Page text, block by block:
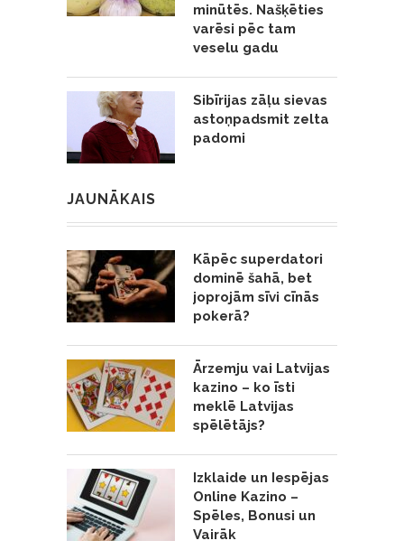
minūtēs. Našķēties
varēsi pēc tam
veselu gadu
Sibīrijas zāļu sievas
astoņpadsmit zelta
padomi
JAUNĀKAIS
Kāpēc superdatori
dominē šahā, bet
joprojām sīvi cīnās
pokerā?
Ārzemju vai Latvijas
kazino – ko īsti
meklē Latvijas
spēlētājs?
Izklaide un Iespējas
Online Kazino –
Spēles, Bonusi un
Vairāk